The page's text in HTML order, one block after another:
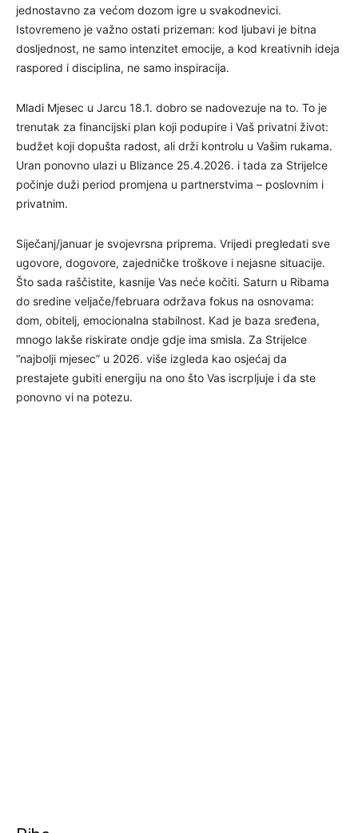
jednostavno za većom dozom igre u svakodnevici.
Istovremeno je važno ostati prizeman: kod ljubavi je bitna
dosljednost, ne samo intenzitet emocije, a kod kreativnih ideja
raspored i disciplina, ne samo inspiracija.
Mladi Mjesec u Jarcu 18.1. dobro se nadovezuje na to. To je
trenutak za financijski plan koji podupire i Vaš privatni život:
budžet koji dopušta radost, ali drži kontrolu u Vašim rukama.
Uran ponovno ulazi u Blizance 25.4.2026. i tada za Strijelce
počinje duži period promjena u partnerstvima – poslovnim i
privatnim.
Siječanj/januar je svojevrsna priprema. Vrijedi pregledati sve
ugovore, dogovore, zajedničke troškove i nejasne situacije.
Što sada raščistite, kasnije Vas neće kočiti. Saturn u Ribama
do sredine veljače/februara održava fokus na osnovama:
dom, obitelj, emocionalna stabilnost. Kad je baza sređena,
mnogo lakše riskirate ondje gdje ima smisla. Za Strijelce
“najbolji mjesec” u 2026. više izgleda kao osjećaj da
prestajete gubiti energiju na ono što Vas iscrpljuje i da ste
ponovno vi na potezu.